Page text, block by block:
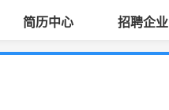
简历中心 招聘企业